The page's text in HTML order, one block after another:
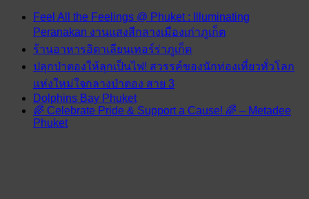
Feel All the Feelings @ Phuket : Illuminating
Peranakan งานแสงสีกลางเมืองเก่าภูเก็ต
ร้านอาหารอิตาเลียนเทอร์ร่าภูเก็ต
ปลุกป่าตองให้ลุกเป็นไฟ! สวรรค์ของนักท่องเที่ยวทั่วโลก
แห่งใหม่ใจกลางป่าตอง สาย 3
Dolphins Bay Phuket
🌈 Celebrate Pride & Support a Cause! 🌈 – Metadee
Phuket